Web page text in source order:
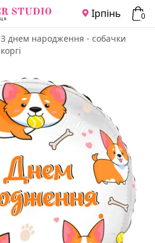
Ірпінь 0
З днем народження - собачки
коргі